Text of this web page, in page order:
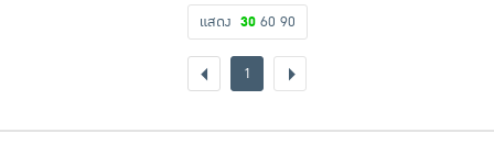
แสดง 30 60 90
1